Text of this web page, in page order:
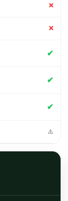
❌
❌
✔
✔
✔
⚠️